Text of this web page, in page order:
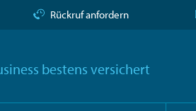
Rückruf anfordern
bestens versichert